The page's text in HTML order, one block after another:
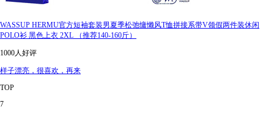
WASSUP HERMU官方短袖套装男夏季松弛慵懒风T恤拼接系带V领假两件装休闲
POLO衫 黑色上衣 2XL （推荐140-160斤）
1000人好评
样子漂亮，很喜欢，再来
TOP
7